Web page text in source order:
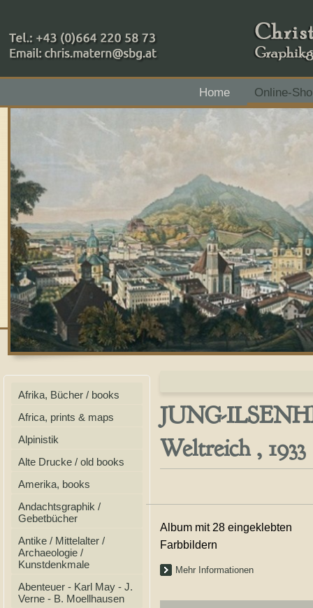
+43 (0)664 220 58 73
Home
Online-
Zahlungsmethoden: RAIBA - Flachgau Mitte - IBAN
Afrika, Bücher / books
Africa, prints & maps
Alpinistik
Alte Drucke / old books
Amerika, books
Andachtsgraphik /
Gebetbücher
Antike / Mittelalter /
Archaeologie /
Kunstdenkmale
Abenteuer - Karl May - J.
Verne - B. Moellhausen
JUNG-
Weltreich , 1933
Album mit 28 eingeklebten
Farbbildern
Mehr Informationen